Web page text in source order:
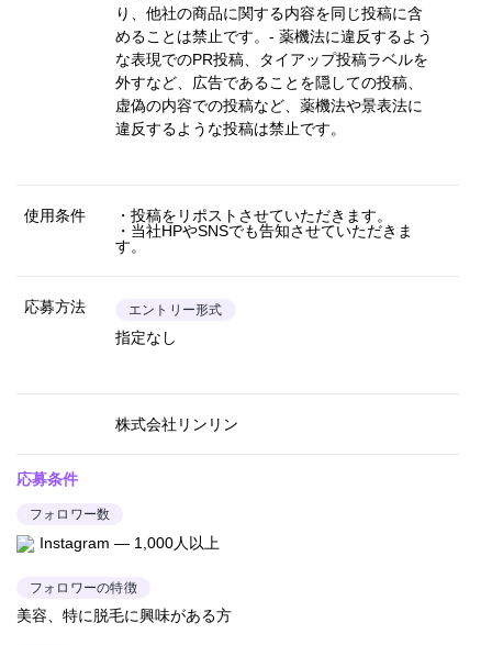
り、他社の商品に関する内容を同じ投稿に含
めることは禁止です。- 薬機法に違反するよう
な表現でのPR投稿、タイアップ投稿ラベルを
外すなど、広告であることを隠しての投稿、
虚偽の内容での投稿など、薬機法や景表法に
違反するような投稿は禁止です。
使用条件
・投稿をリポストさせていただきます。
・当社HPやSNSでも告知させていただきま
す。
応募方法 エントリー形式
指定なし
株式会社リンリン
応募条件
フォロワー数
Instagram — 1,000人以上
フォロワーの特徴
美容、特に脱毛に興味がある方